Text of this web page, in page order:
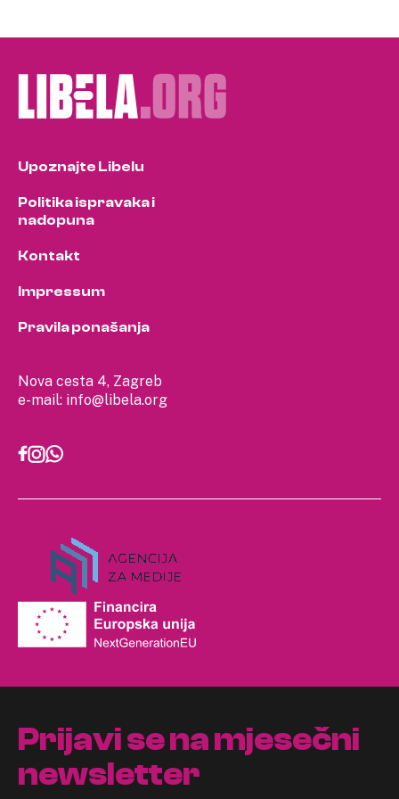
Nova cesta 4, Zagreb
e-mail: info@libela.org
Upoznajte Libelu
Politika ispravaka i
nadopuna
Kontakt
Impressum
Pravila ponašanja
Prijavi se na mjesečni
newsletter